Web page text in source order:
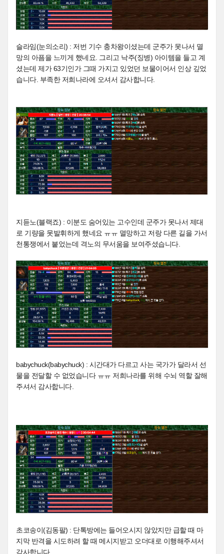
슬라임(눈의소리) : 저번 기수 충차왕이셨는데 군주가 못나서 멸
망의 아픔을 느끼게 했네요. 그리고 낙주(징병) 아이템을 들고 계
셨는데 제가 63기인가 그때 가지고 있었던 보물이어서 인상 깊었
습니다. 부족한 저희나라에 오셔서 감사합니다.
지듣노(블랙죠) : 이분도 숨어있는 고수인데 군주가 못나서 제대
로 기량을 못발휘하게 했네요 ㅠㅠ 멸망하고 저랑 다른 길을 가서
천통쟁에서 붙었는데 격노의 무서움을 보여주셨습니다.
babychuck(babychuck) : 시간대가 다르고 사는 국가가 달라서 선
물을 전달할 수 없었습니다 ㅠㅠ 저희나라를 위해 수뇌 역할 잘해
주셔서 감사합니다.
초코송이(김동팔) : 단톡방에는 들어오시지 않았지만 급할 때 마
지막 반격을 시도하려 할 때 메시지받고 오더대로 이행해주셔서
감사합니다.